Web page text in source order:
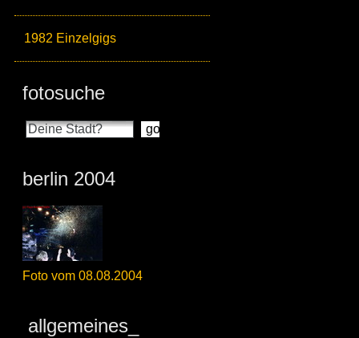
1982 Einzelgigs
fotosuche
berlin 2004
Foto vom 08.08.2004
allgemeines_